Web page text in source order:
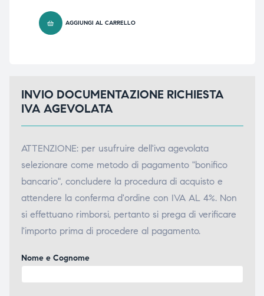
AGGIUNGI AL CARRELLO
INVIO DOCUMENTAZIONE RICHIESTA
IVA AGEVOLATA
ATTENZIONE: per usufruire dell'iva agevolata
selezionare come metodo di pagamento "bonifico
bancario", concludere la procedura di acquisto e
attendere la conferma d'ordine con IVA AL 4%. Non
si effettuano rimborsi, pertanto si prega di verificare
l'importo prima di procedere al pagamento.
Nome e Cognome